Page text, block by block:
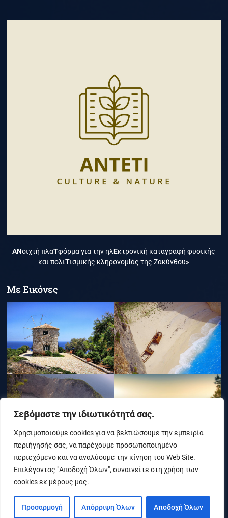
Σεβόμαστε την ιδιωτικότητά σας.
Χρησιμοποιούμε cookies για να βελτιώσουμε την εμπειρία
περιήγησής σας, να παρέχουμε προσωποποιημένο
περιεχόμενο και να αναλύουμε την κίνηση του Web Site.
Επιλέγοντας "Αποδοχή Όλων", συναινείτε στη χρήση των
cookies εκ μέρους μας.
Προσαρμογή Απόρριψη Όλων Αποδοχή Όλων
ΑΝοιχτή πλαΤφόρμα για την ηλΕκτρονική καταγραφή φυσικής
και πολιΤισμικής κληρονομΙάς της Ζακύνθου»
Με Εικόνες